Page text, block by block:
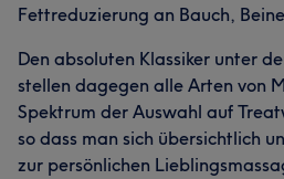
Fettreduzierung an Bauch,
Den absoluten Klassiker unter
stellen dagegen alle Arten von
Spektrum der Auswahl auf
so dass man sich übersichtlich
zur persönlichen